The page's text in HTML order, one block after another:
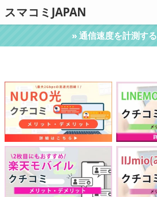
スマコミJAPAN
» 通信速度を計測する